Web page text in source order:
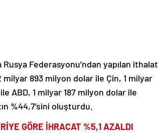
Federasyonu’ndan yapılan ithalat
893 milyon dolar ile Çin, 1 milyar
ABD, 1 milyar 187 milyon dolar ile
%44,7’sini oluşturdu.
GÖRE İHRACAT %5,1 AZALDI